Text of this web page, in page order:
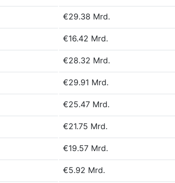
€29.38 Mrd.
€16.42 Mrd.
€28.32 Mrd.
€29.91 Mrd.
€25.47 Mrd.
€21.75 Mrd.
€19.57 Mrd.
€5.92 Mrd.